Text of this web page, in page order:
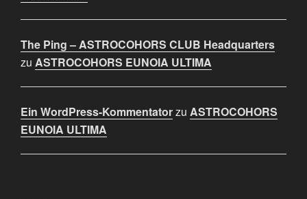
The Ping – ASTROCOHORS CLUB Headquarters
zu ASTROCOHORS EUNOIA ULTIMA
Ein WordPress-Kommentatorzu ASTROCOHORS
EUNOIA ULTIMA